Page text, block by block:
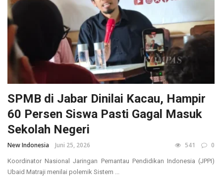
SPMB di Jabar Dinilai Kacau, Hampir
60 Persen Siswa Pasti Gagal Masuk
Sekolah Negeri
New Indonesia Juni 25, 2026 541 0
Koordinator Nasional Jaringan Pemantau Pendidikan Indonesia (JPPI)
Ubaid Matraji menilai polemik Sistem ...